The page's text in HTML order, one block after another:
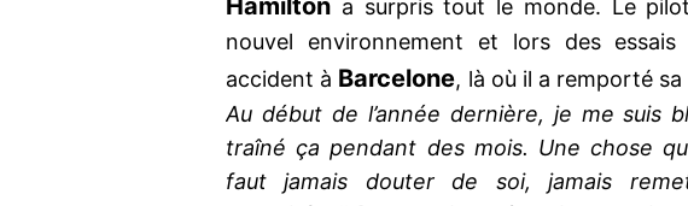
Hamilton a surpris tout le monde. Le
nouvel environnement et lors des
accident à Barcelone, là où il a remporté
Au début de l’année dernière, je me suis
traîné ça pendant des mois. Une chose
faut jamais douter de soi, jamais